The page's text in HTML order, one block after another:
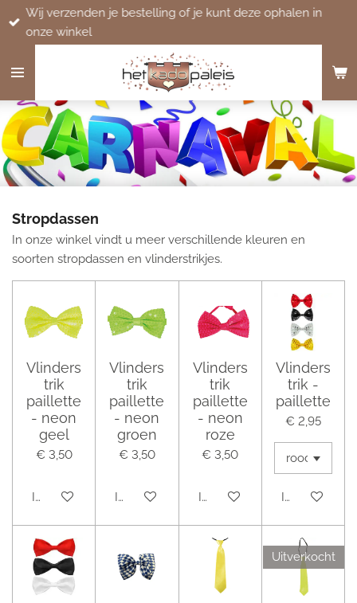
Ga
direct
de
Wij verzenden je bestelling of je kunt deze ophalen in
onze winkel
Stropdassen
In onze winkel vindt u meer verschillende kleuren en
soorten stropdassen en vlinderstrikjes.
Vlinders
trik
paillette
- neon
geel
€ 3,50
In winkelwagen
Vlinders
trik
paillette
- neon
groen
€ 3,50
In winkelwagen
Vlinders
trik
paillette
- neon
roze
€ 3,50
In winkelwagen
Vlinders
trik -
paillette
€ 2,95
In
Uitverkocht